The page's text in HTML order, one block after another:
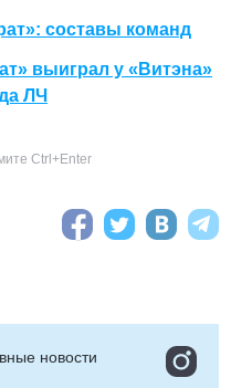
составы команд
выиграл у «Витэна»
ЛЧ
Ctrl+Enter
новости